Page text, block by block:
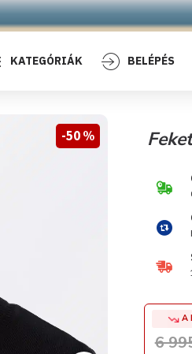
KATEGÓRIÁK BELÉPÉS
-50 %
A
6